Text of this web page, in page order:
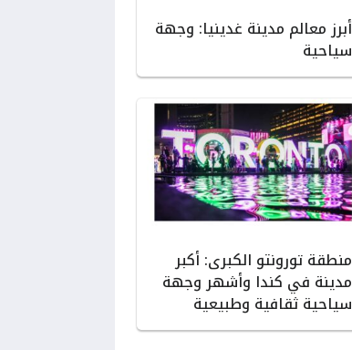
أبرز معالم مدينة غدينيا: وجهة
سياحية
منطقة تورونتو الكبرى: أكبر
مدينة في كندا وأشهر وجهة
سياحية ثقافية وطبيعية